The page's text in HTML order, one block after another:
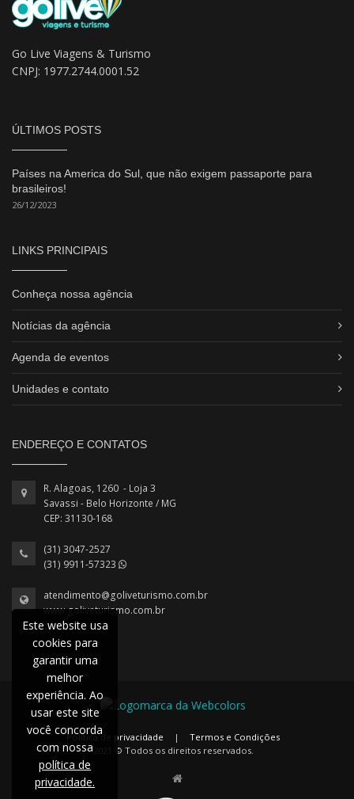
Go Live Viagens & Turismo
CNPJ: 1977.2744.0001.52
ÚLTIMOS POSTS
Países na America do Sul, que não exigem passaporte para
brasileiros!
26/12/2023
LINKS PRINCIPAIS
Conheça nossa agência
Notícias da agência
Agenda de eventos
Unidades e contato
ENDEREÇO E CONTATOS
R. Alagoas, 1260 - Loja 3
Savassi - Belo Horizonte / MG
CEP: 31130-168
(31) 3047-2527
(31) 9911-57323
atendimento@goliveturismo.com.br
www.goliveturismo.com.br
Política de privacidade |
Termos e Condições
2021 © Todos os direitos reservados.
Este website usa
cookies para
garantir uma
melhor
experiência. Ao
usar este site
você concorda
com nossa
política de
privacidade.